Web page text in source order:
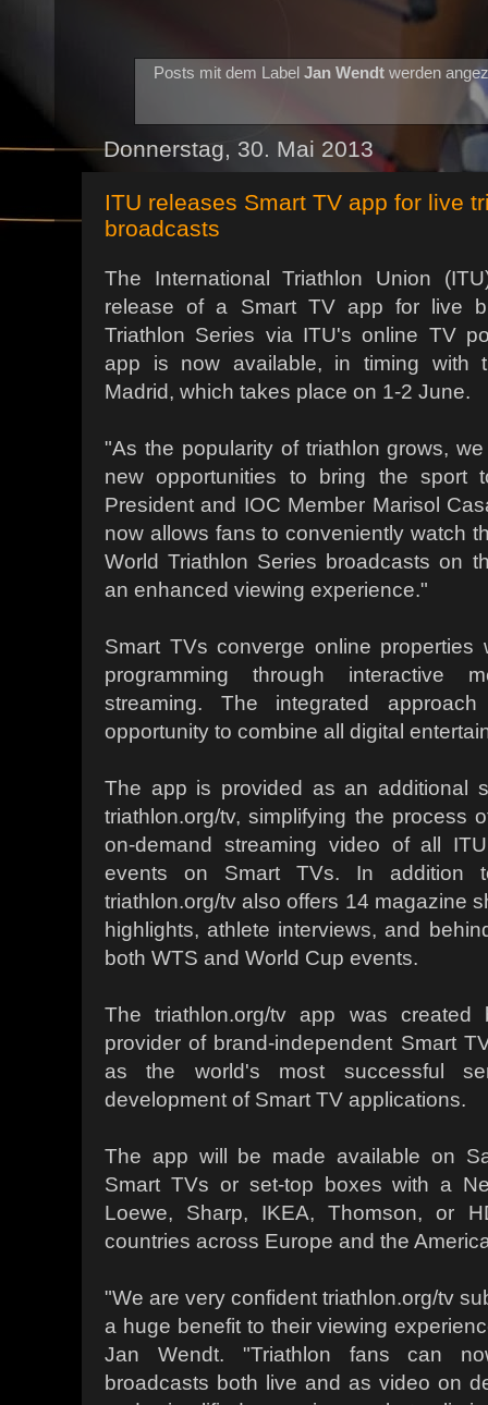
Posts mit dem Label Jan Wendtwerden
Donnerstag, 30. Mai 2013
ITU releases Smart TV app for live
broadcasts
The International Triathlon Union
release of a Smart TV app for live
Triathlon Series via ITU's online TV
app is now available, in timing with
Madrid, which takes place on 1-2 June.
"As the popularity of triathlon grows,
new opportunities to bring the sport
President and IOC Member Marisol
now allows fans to conveniently watch
World Triathlon Series broadcasts on
an enhanced viewing experience."
Smart TVs converge online properties
programming through interactive
streaming. The integrated
opportunity to combine all digital
The app is provided as an additional
triathlon.org/tv, simplifying the process
on-demand streaming video of all
events on Smart TVs. In addition
triathlon.org/tv also offers 14 magazine
highlights, athlete interviews, and
both WTS and World Cup events.
The triathlon.org/tv app was
provider of brand-independent Smart
as the world's most successful
development of Smart TV applications.
The app will be made available on
Smart TVs or set-top boxes with a
Loewe, Sharp, IKEA, Thomson, or
countries across Europe and the
"We are very confident triathlon.org/tv
a huge benefit to their viewing
Jan Wendt. "Triathlon fans can
broadcasts both live and as video on